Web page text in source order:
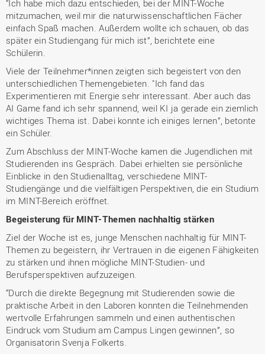
“Ich habe mich dazu entschieden, bei der MINT-Woche
mitzumachen, weil mir die naturwissenschaftlichen Fächer
einfach Spaß machen. Außerdem wollte ich schauen, ob das
später ein Studiengang für mich ist”, berichtete eine
Schülerin.
Viele der Teilnehmer*innen zeigten sich begeistert von den
unterschiedlichen Themengebieten. "Ich fand das
Experimentieren mit Energie sehr interessant. Aber auch das
AI Game fand ich sehr spannend, weil KI ja gerade ein ziemlich
wichtiges Thema ist. Dabei konnte ich einiges lernen”, betonte
ein Schüler.
Zum Abschluss der MINT-Woche kamen die Jugendlichen mit
Studierenden ins Gespräch. Dabei erhielten sie persönliche
Einblicke in den Studienalltag, verschiedene MINT-
Studiengänge und die vielfältigen Perspektiven, die ein Studium
im MINT-Bereich eröffnet.
Begeisterung für MINT-Themen nachhaltig stärken
Ziel der Woche ist es, junge Menschen nachhaltig für MINT-
Themen zu begeistern, ihr Vertrauen in die eigenen Fähigkeiten
zu stärken und ihnen mögliche MINT-Studien- und
Berufsperspektiven aufzuzeigen.
“Durch die direkte Begegnung mit Studierenden sowie die
praktische Arbeit in den Laboren konnten die Teilnehmenden
wertvolle Erfahrungen sammeln und einen authentischen
Eindruck vom Studium am Campus Lingen gewinnen”, so
Organisatorin Svenja Folkerts.